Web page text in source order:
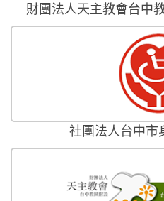
財團法人天主教會台中
社團法人台中市